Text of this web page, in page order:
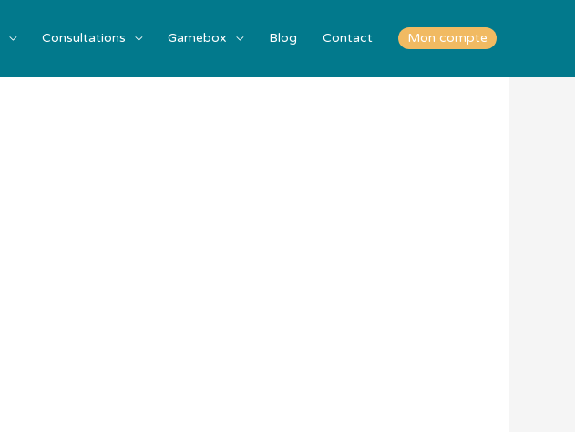
Consultations Gamebox Blog Contact Mon compte